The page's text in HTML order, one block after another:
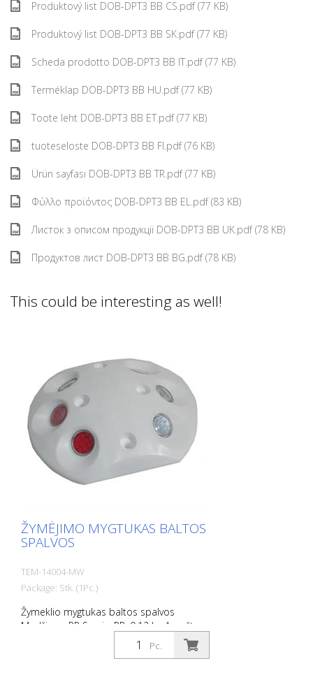
Produktový list DOB-DPT3 BB CS.pdf (77 KB)
Produktový list DOB-DPT3 BB SK.pdf (77 KB)
Scheda prodotto DOB-DPT3 BB IT.pdf (77 KB)
Terméklap DOB-DPT3 BB HU.pdf (77 KB)
Toote leht DOB-DPT3 BB ET.pdf (77 KB)
tuoteseloste DOB-DPT3 BB FI.pdf (76 KB)
Ürün sayfası DOB-DPT3 BB TR.pdf (77 KB)
Φύλλο προϊόντος DOB-DPT3 BB EL.pdf (83 KB)
Листок з описом продукції DOB-DPT3 BB UK.pdf (78 KB)
Продуктов лист DOB-DPT3 BB BG.pdf (78 KB)
This could be interesting as well!
ŽYMĖJIMO MYGTUKAS BALTOS
SPALVOS
TEM-14004-MW
Package: Stk. (1Pc.)
Žymeklio mygtukas baltos spalvos
Medžiaga: PP Svoris: PP: 0,12 kg 4 varžtų
skylės Be tvirtinimo medžiagos Lengvam
automobilių stovėjimo aikštelių ar
Pc.